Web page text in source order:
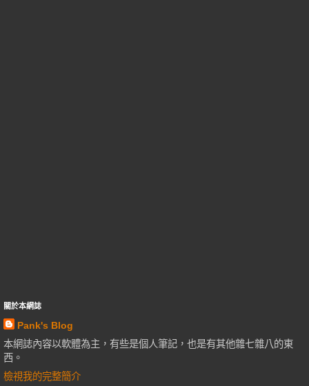
關於本網誌
Pank's Blog
本網誌內容以軟體為主，有些是個人筆記，也是有其他雜七雜八的東
西。
檢視我的完整簡介